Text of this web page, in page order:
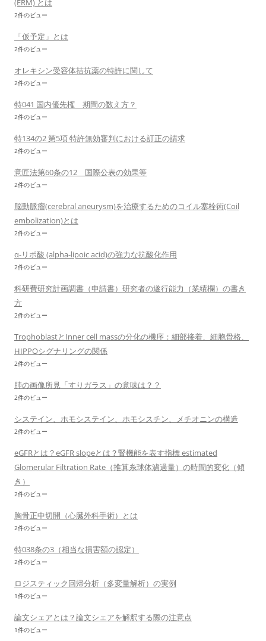
(ERM) とは
2件のビュー
「仮予定」とは
2件のビュー
オレキシン受容体拮抗薬の特許に関して
2件のビュー
特041 国内優先権 期間の数え方？
2件のビュー
特134の2 第5項 特許無効審判における訂正の請求
2件のビュー
意匠法第60条の12 国際公表の効果等
2件のビュー
脳動脈瘤(cerebral aneurysm)を治療するためのコイル塞栓術(Coil
embolization)とは
2件のビュー
α-リポ酸 (alpha-lipoic acid)の強力な抗酸化作用
2件のビュー
科研費研究計画調書（申請書）研究者の遂行能力（業績欄）の書き
方
2件のビュー
TrophoblastとInner cell massの分化の機序：細部接着、細胞骨格、
HIPPOシグナリングの関係
2件のビュー
肺の画像所見「すりガラス」の意味は？？
2件のビュー
システイン、ホモシステイン、ホモシスチン、メチオニンの構造
2件のビュー
eGFRとは？eGFR slopeとは？腎機能を表す指標 estimated
Glomerular Filtration Rate（推算糸球体濾過量）の時間的変化（傾
き）
2件のビュー
胸骨正中切開（心臓外科手術）とは
2件のビュー
特038条の3（相当な損害額の認定）
2件のビュー
ロジスティック回帰分析（多変量解析）の実例
1件のビュー
論文シェアとは？論文シェアを解釈する際の注意点
1件のビュー